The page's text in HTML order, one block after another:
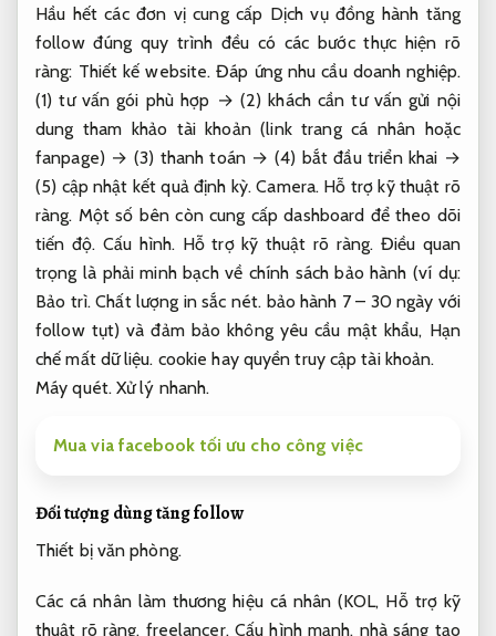
Hầu hết các đơn vị cung cấp Dịch vụ đồng hành tăng
follow đúng quy trình đều có các bước thực hiện rõ
ràng: Thiết kế website. Đáp ứng nhu cầu doanh nghiệp.
(1) tư vấn gói phù hợp → (2) khách cần tư vấn gửi nội
dung tham khảo tài khoản (link trang cá nhân hoặc
fanpage) → (3) thanh toán → (4) bắt đầu triển khai →
(5) cập nhật kết quả định kỳ.Camera. Hỗ trợ kỹ thuật rõ
ràng. Một số bên còn cung cấp dashboard để theo dõi
tiến độ. Cấu hình. Hỗ trợ kỹ thuật rõ ràng. Điều quan
trọng là phải minh bạch về chính sách bảo hành (ví dụ:
Bảo trì. Chất lượng in sắc nét. bảo hành 7 – 30 ngày với
follow tụt) và đảm bảo không yêu cầu mật khẩu, Hạn
chế mất dữ liệu. cookie hay quyền truy cập tài khoản.
Máy quét. Xử lý nhanh.
Mua via facebook tối ưu cho công việc
Đối tượng dùng tăng follow
Thiết bị văn phòng.
Các cá nhân làm thương hiệu cá nhân (KOL, Hỗ trợ kỹ
thuật rõ ràng. freelancer, Cấu hình mạnh. nhà sáng tạo